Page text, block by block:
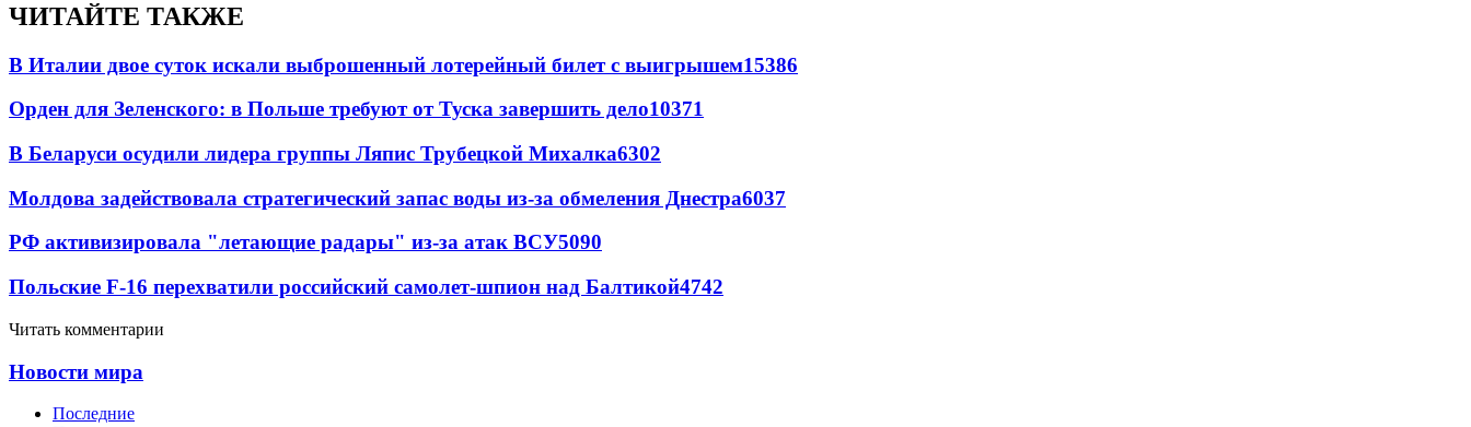
ЧИТАЙТЕ ТАКЖЕ
В Италии двое суток искали выброшенный лотерейный билет с выигрышем15386
Орден для Зеленского: в Польше требуют от Туска завершить дело10371
В Беларуси осудили лидера группы Ляпис Трубецкой Михалка6302
Молдова задействовала стратегический запас воды из-за обмеления Днестра6037
РФ активизировала "летающие радары" из-за атак ВСУ5090
Польские F-16 перехватили российский самолет-шпион над Балтикой4742
Читать комментарии
Новости мира
Последние